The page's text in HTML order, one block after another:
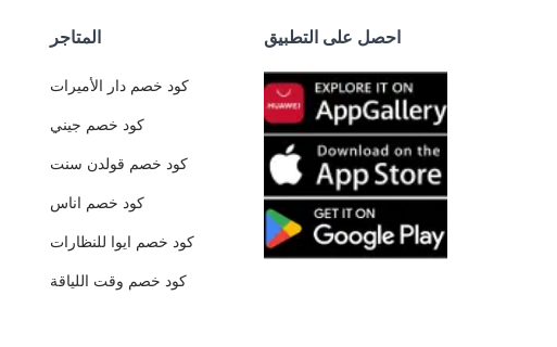
المتاجر
كود خصم دار الأميرات
كود خصم جيني
كود خصم قولدن سنت
كود خصم اناس
كود خصم ايوا للنظارات
كود خصم وقت اللياقة
احصل على التطبيق